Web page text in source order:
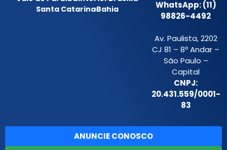
Santa CatarinaBahia
WhatsApp: (11)
98826-4492
Av. Paulista, 2202
CJ 81 – 8º Andar –
São Paulo –
Capital
CNPJ:
20.431.559/0001-
83
ANUNCIE CONOSCO